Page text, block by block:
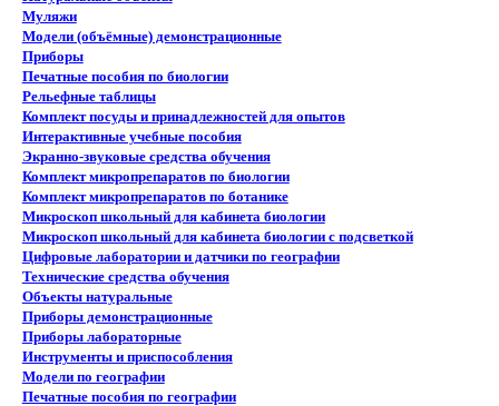
Муляжи
Модели (объёмные) демонстрационные
Приборы
Печатные пособия по биологии
Рельефные таблицы
Комплект посуды и принадлежностей для опытов
Интерактивные учебные пособия
Экранно-звуковые средства обучения
Комплект микропрепаратов по биологии
Комплект микропрепаратов по ботанике
Микроскоп школьный для кабинета биологии
Микроскоп школьный для кабинета биологии с подсветкой
Цифровые лаборатории и датчики по географии
Технические средства обучения
Объекты натуральные
Приборы демонстрационные
Приборы лабораторные
Инструменты и приспособления
Модели по географии
Печатные пособия по географии